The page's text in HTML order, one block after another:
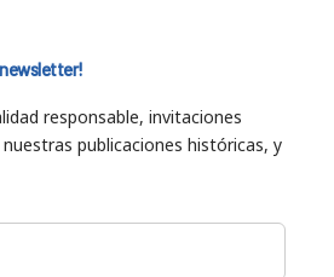
responsable, invitaciones
publicaciones históricas, y